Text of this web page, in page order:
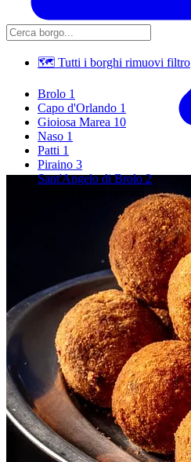
🗺 Tutti i borghi rimuovi filtro
Brolo 1
Capo d'Orlando 1
Gioiosa Marea 10
Naso 1
Patti 1
Piraino 3
Sant'Angelo di Brolo 2